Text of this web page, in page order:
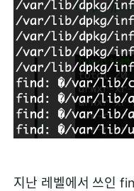
지난 레벨에서 쓰인